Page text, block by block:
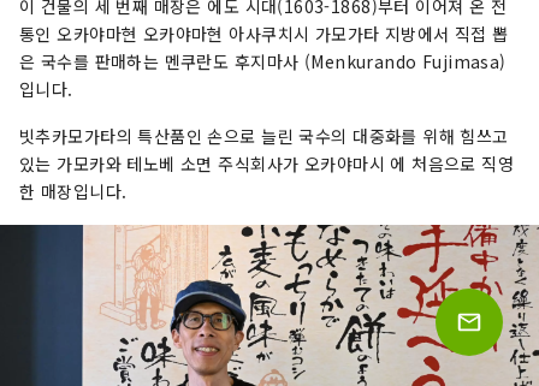
이 건물의 세 번째 매장은 에도 시대(1603-1868)부터 이어져 온 전
통인 오카야마현 오카야마현 아사쿠치시 가모가타 지방에서 직접 뽑
은 국수를 판매하는 멘쿠란도 후지마사 (Menkurando Fujimasa)
입니다.
빗추카모가타의 특산품인 손으로 늘린 국수의 대중화를 위해 힘쓰고
있는 가모카와 테노베 소면 주식회사가 오카야마시 에 처음으로 직영
한 매장입니다.